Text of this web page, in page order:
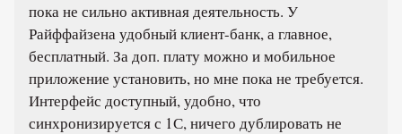
пока не сильно активная деятельность. У
Райффайзена удобный клиент-банк, а главное,
бесплатный. За доп. плату можно и мобильное
приложение установить, но мне пока не требуется.
Интерфейс доступный, удобно, что
синхронизируется с 1С, ничего дублировать не